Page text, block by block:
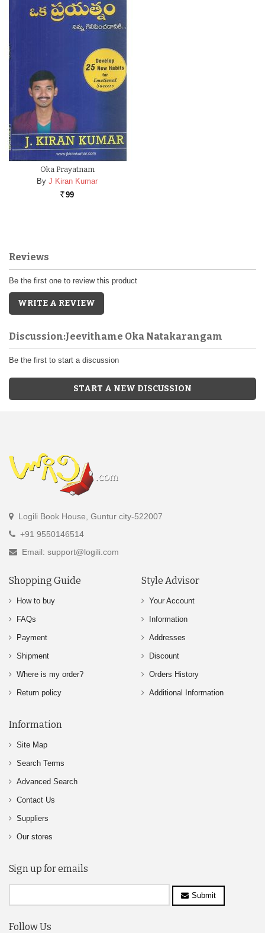
Oka Prayatnam
By J Kiran Kumar
Rs. 99
Reviews
Be the first one to review this product
WRITE A REVIEW
Discussion:Jeevithame Oka Natakarangam
Be the first to start a discussion
START A NEW DISCUSSION
Logili Book House, Guntur city-522007
+91 9550146514
Email: support@logili.com
Shopping Guide
How to buy
FAQs
Payment
Shipment
Where is my order?
Return policy
Style Advisor
Your Account
Information
Addresses
Discount
Orders History
Additional Information
Information
Site Map
Search Terms
Advanced Search
Contact Us
Suppliers
Our stores
Sign up for emails
Submit
Follow Us